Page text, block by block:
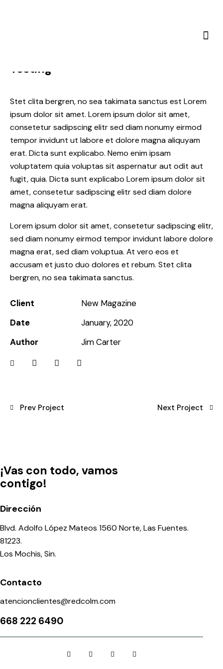
Testing
Stet clita bergren, no sea takimata sanctus est Lorem
ipsum dolor sit amet. Lorem ipsum dolor sit amet,
consetetur sadipscing elitr sed diam nonumy eirmod
tempor invidunt ut labore et dolore magna aliquyam
erat. Dicta sunt explicabo. Nemo enim ipsam
voluptatem quia voluptas sit aspernatur aut odit aut
fugit, quia. Dicta sunt explicabo Lorem ipsum dolor sit
amet, consetetur sadipscing elitr sed diam dolore
magna aliquyam erat.
Lorem ipsum dolor sit amet, consetetur sadipscing elitr,
sed diam nonumy eirmod tempor invidunt labore dolore
magna erat, sed diam voluptua. At vero eos et
accusam et justo duo dolores et rebum. Stet clita
bergren, no sea takimata sanctus.
Client
New Magazine
Date
January, 2020
Author
Jim Carter
Prev Project Next Project
¡Vas con todo, vamos
contigo!
Dirección
Blvd. Adolfo López Mateos 1560 Norte, Las Fuentes.
81223.
Los Mochis, Sin.
Contacto
atencionclientes@redcolm.com
668 222 6490